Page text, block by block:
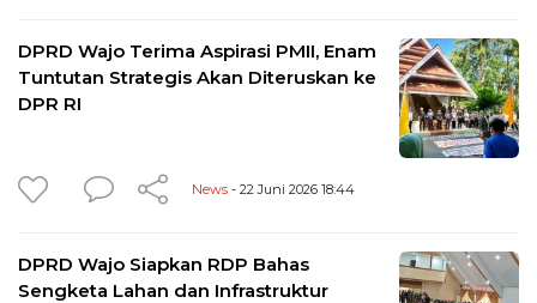
DPRD Wajo Terima Aspirasi PMII, Enam
Tuntutan Strategis Akan Diteruskan ke
DPR RI
News - 22 Juni 2026 18:44
DPRD Wajo Siapkan RDP Bahas
Sengketa Lahan dan Infrastruktur